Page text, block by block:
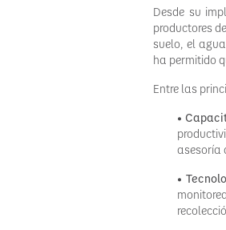
Desde su
productores
suelo, el
ha permitido
Entre las
•
asesoría
•